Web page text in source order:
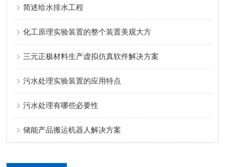
简述给水排水工程
化工原理实验装置的整个装置美观大方
三元正极材料生产虚拟仿真软件解决方案
污水处理实验装置的应用特点
污水处理有哪些必要性
储能产品搬运机器人解决方案